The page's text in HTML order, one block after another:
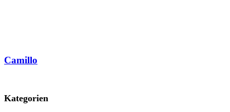
Camillo
Kategorien